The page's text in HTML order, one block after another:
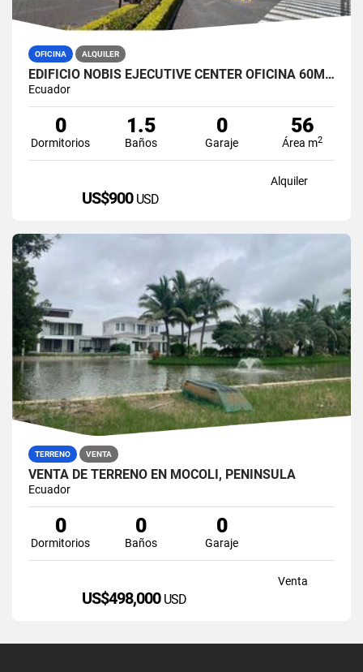
OFICINA ALQUILER
EDIFICIO NOBIS EJECUTIVE CENTER OFICINA 60M2 EN ALQUILER AMOBLADA
Ecuador
0
Dormitorios
1.5
Baños
0
Garaje
56
Área m2
Alquiler
US$900 USD
TERRENO VENTA
VENTA DE TERRENO EN MOCOLI, PENÍNSULA
Ecuador
0
Dormitorios
0
Baños
0
Garaje
Venta
US$498,000 USD